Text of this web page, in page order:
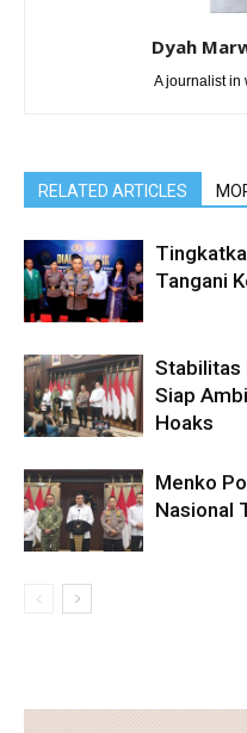
Dyah
A journalist in
RELATED ARTICLES
Tangani
Stabilitas
Siap
Hoaks
Menko
Nasional